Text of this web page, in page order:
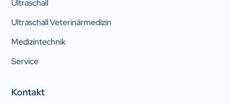
Ultraschall
Ultraschall Veterinärmedizin
Medizintechnik
Service
Kontakt